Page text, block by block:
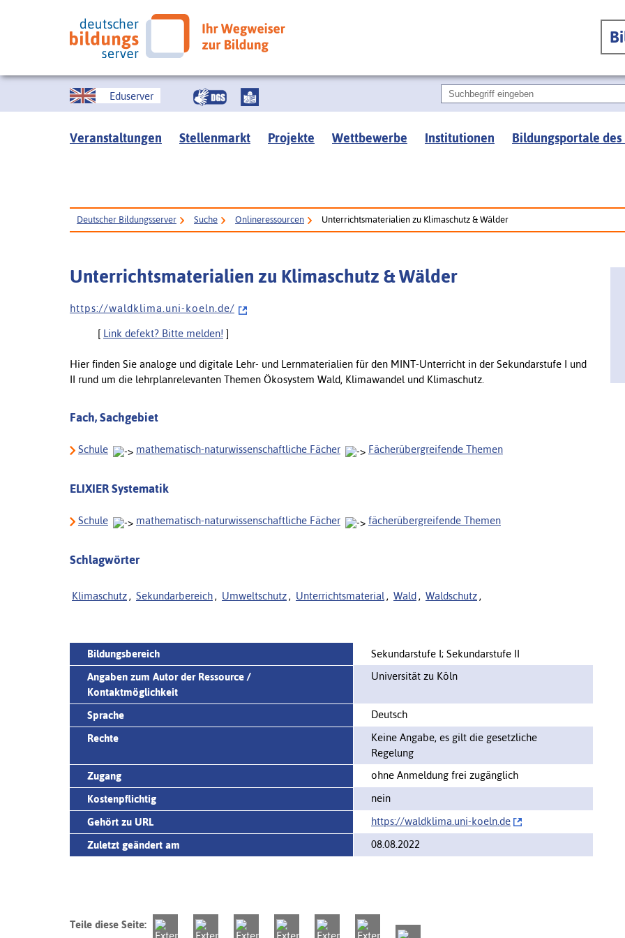
Eduserver
Veranstaltungen Stellenmarkt Projekte Wettbewerbe Institutionen Bildungsportale des
Deutscher Bildungsserver Suche Onlineressourcen Unterrichtsmaterialien zu Klimaschutz & Wälder
Unterrichtsmaterialien zu Klimaschutz & Wälder
h t t p s : / / w a l d k l i m a . u n i - k o e l n . d e /
[ Link defekt? Bitte melden! ]
Hier finden Sie analoge und digitale Lehr- und Lernmaterialien für den MINT-Unterricht in der Sekundarstufe I und
II rund um die lehrplanrelevanten Themen Ökosystem Wald, Klimawandel und Klimaschutz.
Fach, Sachgebiet
Schule mathematisch-naturwissenschaftliche Fächer Fächerübergreifende Themen
ELIXIER Systematik
Schule mathematisch-naturwissenschaftliche Fächer fächerübergreifende Themen
Schlagwörter
Klimaschutz , Sekundarbereich , Umweltschutz , Unterrichtsmaterial , Wald , Waldschutz ,
Bildungsbereich
Sekundarstufe I; Sekundarstufe II
Angaben zum Autor der Ressource /
Kontaktmöglichkeit
Universität zu Köln
Sprache
Deutsch
Rechte
Keine Angabe, es gilt die gesetzliche
Regelung
Zugang
ohne Anmeldung frei zugänglich
Kostenpflichtig
nein
Gehört zu URL
https://‌waldklima.uni-koeln.de
Zuletzt geändert am
08.08.2022
Teile diese Seite: